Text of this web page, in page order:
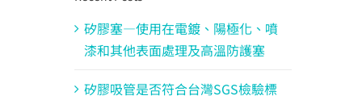
矽膠塞—使用在電鍍、陽極化、噴
漆和其他表面處理及高溫防護塞
矽膠吸管是否符合台灣SGS檢驗標